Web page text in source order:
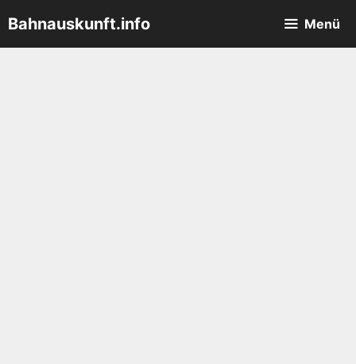
Inhalt
springen
Bahnauskunft.info Menü